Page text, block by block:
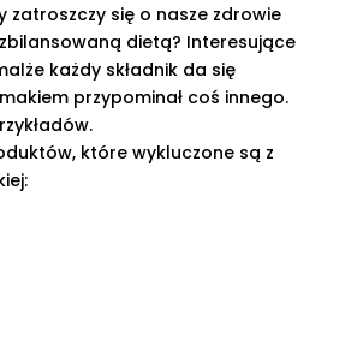
zatroszczy się o nasze zdrowie
dietą? Interesujące
każdy składnik da się
przypominał coś innego.
które wykluczone są z